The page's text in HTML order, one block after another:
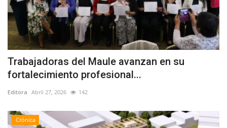
Trabajadoras del Maule avanzan en su
fortalecimiento profesional...
Editora Abril 27, 2026 142
Crónica